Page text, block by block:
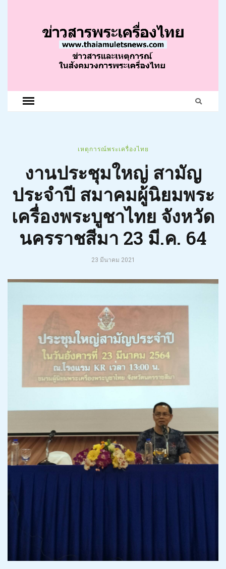
เหตุการณ์พระเครื่องไทย
งานประชุมใหญ่ สามัญ
ประจำปี สมาคมผู้นิยมพระ
เครื่องพระบูชาไทย จังหวัด
นครราชสีมา 23 มี.ค. 64
23 มีนาคม 2021